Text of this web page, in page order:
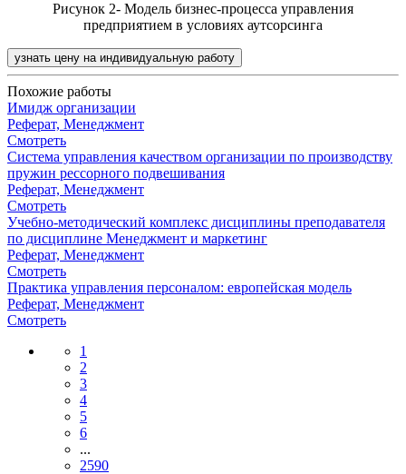
Рисунок 2- Модель бизнес-процесса управления
предприятием в условиях аутсорсинга
узнать цену на индивидуальную работу
Похожие работы
Имидж организации
Реферат, Менеджмент
Смотреть
Система управления качеством организации по производству
пружин рессорного подвешивания
Реферат, Менеджмент
Смотреть
Учебно-методический комплекс дисциплины преподавателя
по дисциплине Менеджмент и маркетинг
Реферат, Менеджмент
Смотреть
Практика управления персоналом: европейская модель
Реферат, Менеджмент
Смотреть
1
2
3
4
5
6
...
2590